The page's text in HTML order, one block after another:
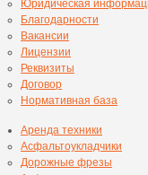
Юридическая
Благодарности
Вакансии
Лицензии
Реквизиты
Договор
Нормативная база
Аренда техники
Асфальтоукладчики
Дорожные фрезы